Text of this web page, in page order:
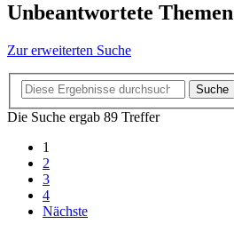
Unbeantwortete Themen
Zur erweiterten Suche
Suche
Die Suche ergab 89 Treffer
1
2
3
4
Nächste